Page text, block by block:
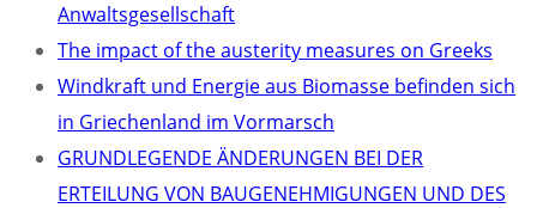
Anwaltsgesellschaft
The impact of the austerity measures on Greeks
Windkraft und Energie aus Biomasse befinden sich
in Griechenland im Vormarsch
GRUNDLEGENDE ÄNDERUNGEN BEI DER
ERTEILUNG VON BAUGENEHMIGUNGEN UND DES